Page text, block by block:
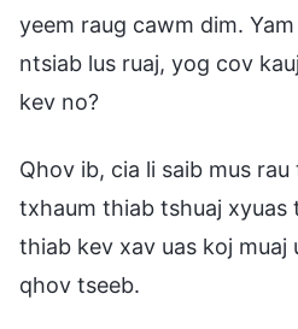
yeem raug cawm dim.
ntsiab lus ruaj, yog cov
kev no?
Qhov ib, cia li saib mus
txhaum thiab tshuaj xyuas
thiab kev xav uas koj muaj
qhov tseeb.